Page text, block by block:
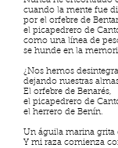
cuando la mente fue
por el orfebre de
el picapedrero de
como una línea de
se hunde en la
¿Nos hemos
dejando nuestras
El orfebre de Benarés,
el picapedrero de
el herrero de Benín.
Un águila marina grita
Y mi raza comienza